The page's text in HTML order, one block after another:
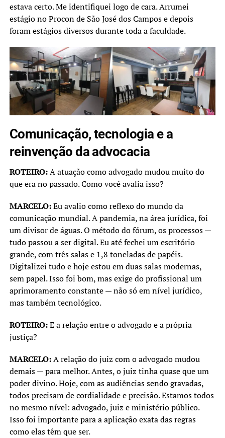
estava certo. Me identifiquei logo de cara. Arrumei
estágio no Procon de São José dos Campos e depois
foram estágios diversos durante toda a faculdade.
Comunicação, tecnologia e a
reinvenção da advocacia
ROTEIRO:A atuação como advogado mudou muito do
que era no passado. Como você avalia isso?
MARCELO:Eu avalio como reflexo do mundo da
comunicação mundial. A pandemia, na área jurídica, foi
um divisor de águas. O método do fórum, os processos —
tudo passou a ser digital. Eu até fechei um escritório
grande, com três salas e 1,8 toneladas de papéis.
Digitalizei tudo e hoje estou em duas salas modernas,
sem papel. Isso foi bom, mas exige do profissional um
aprimoramento constante — não só em nível jurídico,
mas também tecnológico.
ROTEIRO:E a relação entre o advogado e a própria
justiça?
MARCELO:A relação do juiz com o advogado mudou
demais — para melhor. Antes, o juiz tinha quase que um
poder divino. Hoje, com as audiências sendo gravadas,
todos precisam de cordialidade e precisão. Estamos todos
no mesmo nível: advogado, juiz e ministério público.
Isso foi importante para a aplicação exata das regras
como elas têm que ser.